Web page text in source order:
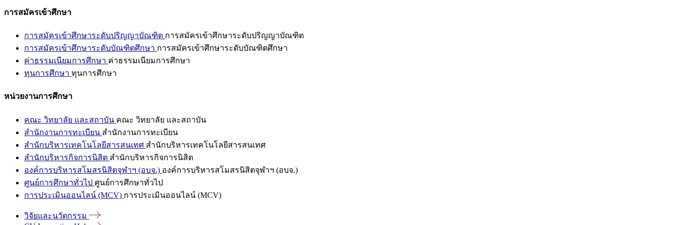
การสมัครเข้าศึกษา
การสมัครเข้าศึกษาระดับปริญญาบัณฑิต การสมัครเข้าศึกษาระดับปริญญาบัณฑิต
การสมัครเข้าศึกษาระดับบัณฑิตศึกษา การสมัครเข้าศึกษาระดับบัณฑิตศึกษา
ค่าธรรมเนียมการศึกษา ค่าธรรมเนียมการศึกษา
ทุนการศึกษา ทุนการศึกษา
หน่วยงานการศึกษา
คณะ วิทยาลัย และสถาบัน คณะ วิทยาลัย และสถาบัน
สำนักงานการทะเบียน สำนักงานการทะเบียน
สำนักบริหารเทคโนโลยีสารสนเทศ สำนักบริหารเทคโนโลยีสารสนเทศ
สำนักบริหารกิจการนิสิต สำนักบริหารกิจการนิสิต
องค์การบริหารสโมสรนิสิตจุฬาฯ (อบจ.) องค์การบริหารสโมสรนิสิตจุฬาฯ (อบจ.)
ศูนย์การศึกษาทั่วไป ศูนย์การศึกษาทั่วไป
การประเมินออนไลน์ (MCV) การประเมินออนไลน์ (MCV)
วิจัยและนวัตกรรม